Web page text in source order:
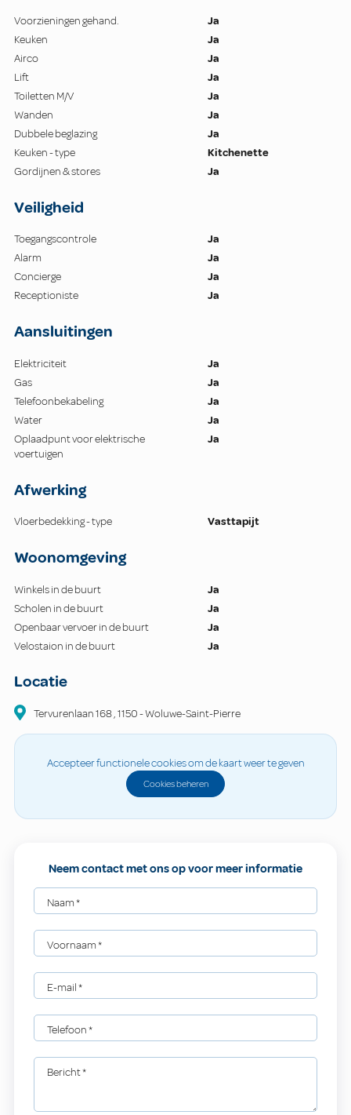
Voorzieningen gehand.
Ja
Keuken
Ja
Airco
Ja
Lift
Ja
Toiletten M/V
Ja
Wanden
Ja
Dubbele beglazing
Ja
Keuken - type
Kitchenette
Gordijnen & stores
Ja
Veiligheid
Toegangscontrole
Ja
Alarm
Ja
Concierge
Ja
Receptioniste
Ja
Aansluitingen
Elektriciteit
Ja
Gas
Ja
Telefoonbekabeling
Ja
Water
Ja
Oplaadpunt voor elektrische
voertuigen
Ja
Afwerking
Vloerbedekking - type Vasttapijt
Woonomgeving
Winkels in de buurt
Ja
Scholen in de buurt
Ja
Openbaar vervoer in de buurt
Ja
Velostaion in de buurt
Ja
Locatie
Tervurenlaan168,1150-Woluwe-Saint-Pierre
Accepteer functionele cookies om de kaart weer te geven
Cookies beheren
Neem contact met ons op voor meer informatie
Naam*
Voornaam*
E-mail*
Telefoon*
Bericht*